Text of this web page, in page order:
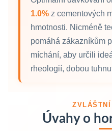
1.0% z cementových
hmotnosti. Nicméně
pomáhá zákazníkům
míchání, aby určili
rheologií, dobou
Úvahy o